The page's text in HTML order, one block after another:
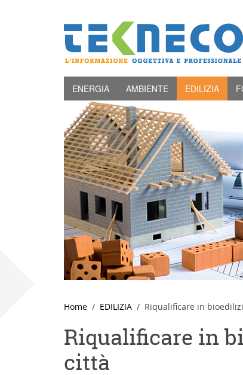
ENERGIA AMBIENTE EDILIZIA
Home EDILIZIA Riqualificare in
Riqualificare in
città